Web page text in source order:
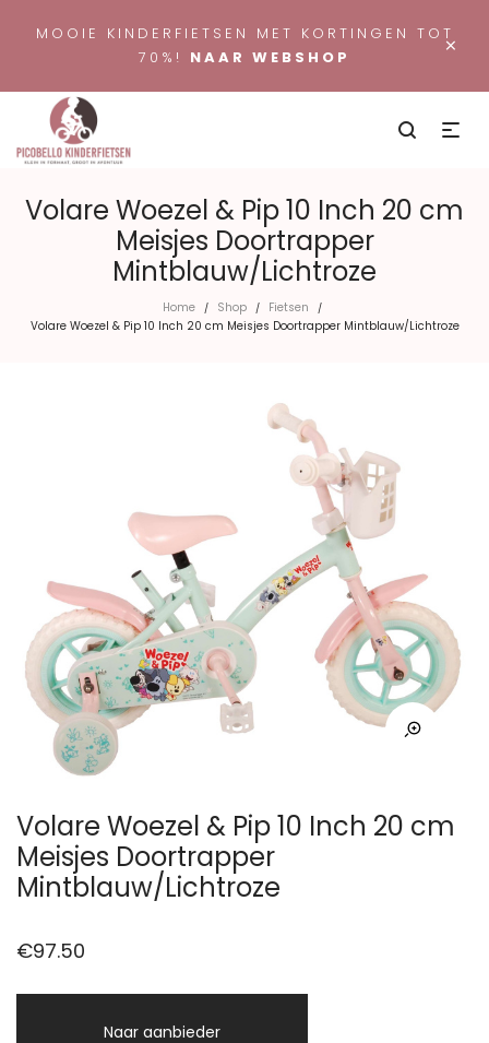
×
MOOIE KINDERFIETSEN MET KORTINGEN TOT
70%! NAAR WEBSHOP
Volare Woezel & Pip 10 Inch 20 cm
Meisjes Doortrapper
Mintblauw/Lichtroze
Home / Shop / Fietsen /
Volare Woezel & Pip 10 Inch 20 cm Meisjes Doortrapper Mintblauw/Lichtroze
Volare Woezel & Pip 10 Inch 20 cm
Meisjes Doortrapper
Mintblauw/Lichtroze
€97.50
Naar aanbieder